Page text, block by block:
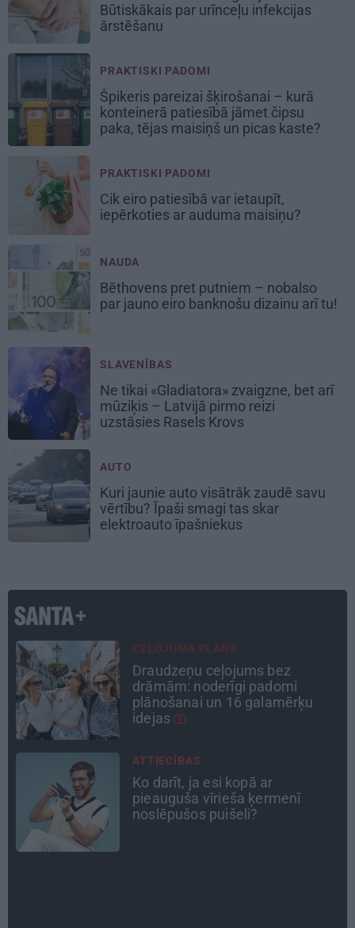
Būtiskākais par urīnceļu infekcijas
ārstēšanu
PRAKTISKI PADOMI
Špikeris pareizai šķirošanai – kurā
konteinerā patiesībā jāmet čipsu
paka, tējas maisiņš un picas kaste?
PRAKTISKI PADOMI
Cik eiro patiesībā var ietaupīt,
iepērkoties ar auduma maisiņu?
NAUDA
Bēthovens pret putniem – nobalso
par jauno eiro banknošu dizainu arī tu!
SLAVENĪBAS
Ne tikai «Gladiatora» zvaigzne, bet arī
mūziķis – Latvijā pirmo reizi
uzstāsies Rasels Krovs
AUTO
Kuri jaunie auto visātrāk zaudē savu
vērtību? Īpaši smagi tas skar
elektroauto īpašniekus
ATRADUMS
Virziens – jūra: Lauderu
ģimenes bezbēdīgi laiskā miera
osta Pūrciemā
INTERVIJA
«Nevajag kalnos tēlot varoņus!
Tie ātri noliks pie vietas.»
Alpīnists Atis Plakans, kurš